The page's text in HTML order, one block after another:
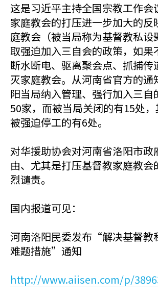
这是习近平主持全国宗教工作会
家庭教会的打压进一步加大的反
庭教会（被当局称为基督教私设
取强迫加入三自会的政策，如果
断水断电、驱离聚会点、抓捕传
灭家庭教会。从河南省官方的通
阳当局纳入管理、强行加入三自
50家，而被当局关闭的有15处
被强迫停工的有6处。
对华援助协会对河南省洛阳市政
由、尤其是打压基督教家庭教会
烈谴责。
国内报道可见：
河南洛阳民委发布“解决基督教
难题措施”通知
http://www.aiisen.com/p/